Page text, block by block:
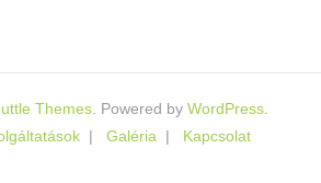
Themes . Powered by WordPress
Galéria Kapcsolat